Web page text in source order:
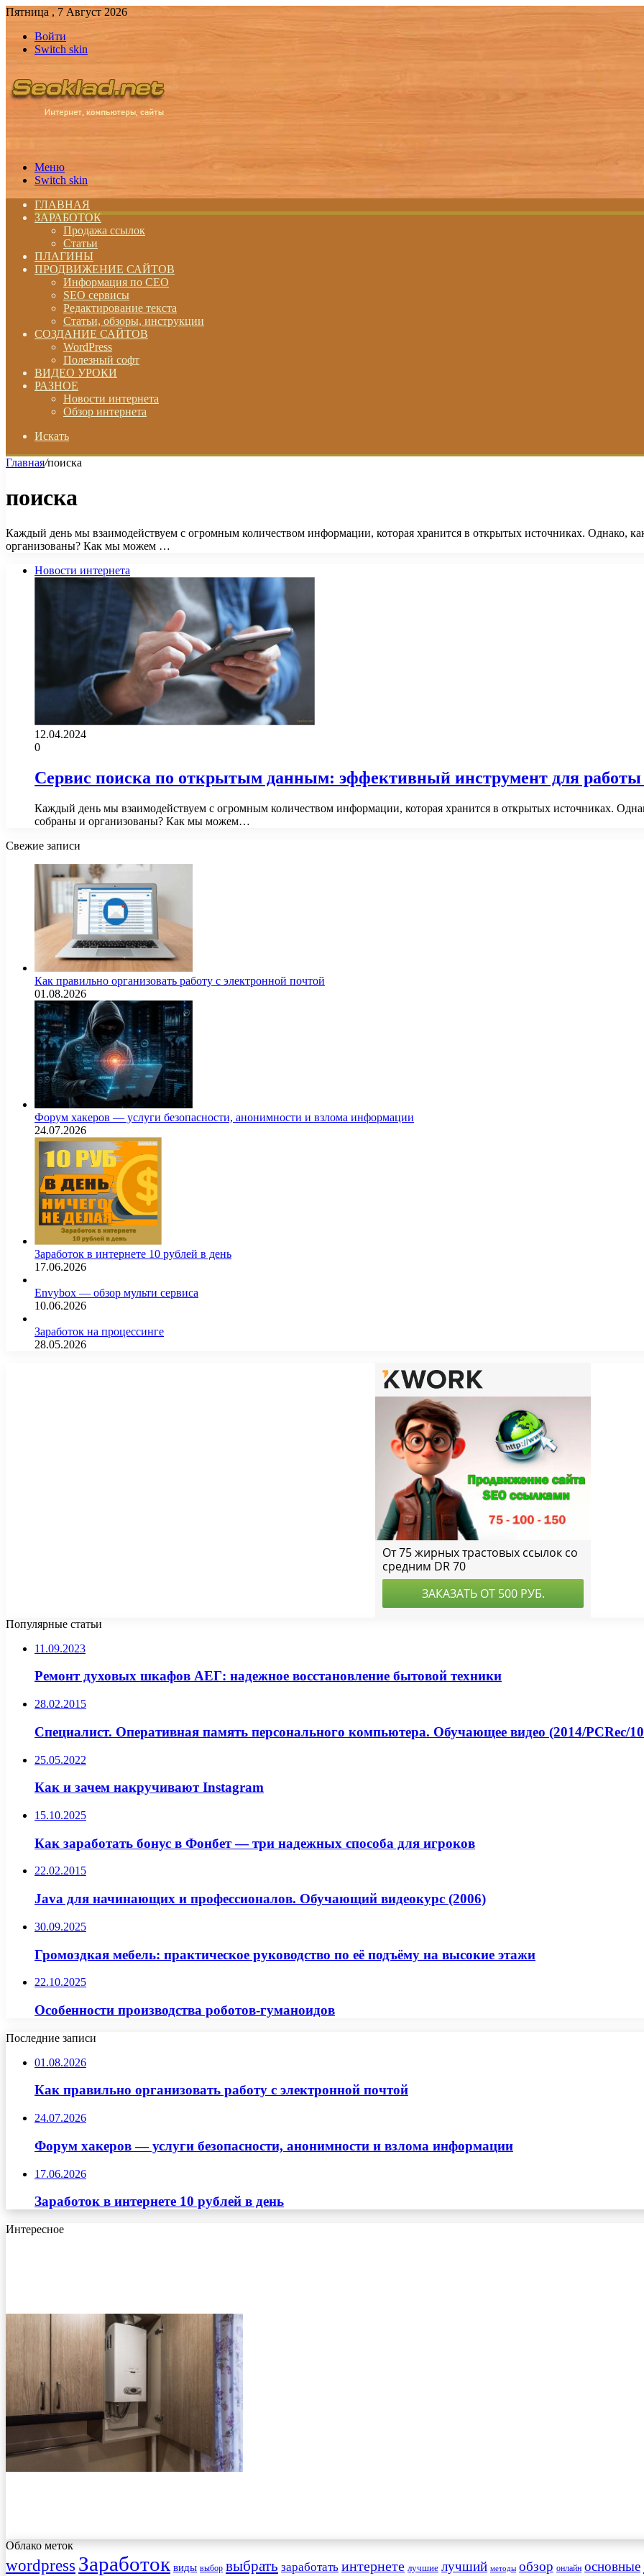
Пятница , 7 Август 2026
Войти
Switch skin
Меню
Switch skin
ГЛАВНАЯ
ЗАРАБОТОК
Продажа ссылок
Статьи
ПЛАГИНЫ
ПРОДВИЖЕНИЕ САЙТОВ
Информация по СЕО
SEO сервисы
Редактирование текста
Статьи, обзоры, инструкции
СОЗДАНИЕ САЙТОВ
WordPress
Полезный софт
ВИДЕО УРОКИ
РАЗНОЕ
Новости интернета
Обзор интернета
Искать
Главная/поиска
поиска
Каждый день мы взаимодействуем с огромным количеством информации, которая хранится в открытых источниках. Однако,
организованы? Как мы можем …
Новости интернета
12.04.2024
0
Сервис поиска по открытым данным: эффективный инструмент для
Каждый день мы взаимодействуем с огромным количеством информации, которая хранится в открытых источниках.
собраны и организованы? Как мы можем…
Свежие записи
Как правильно организовать работу с электронной почтой
01.08.2026
Форум хакеров — услуги безопасности, анонимности и взлома информации
24.07.2026
Заработок в интернете 10 рублей в день
17.06.2026
Envybox — обзор мульти сервиса
10.06.2026
Заработок на процессинге
28.05.2026
Популярные статьи
11.09.2023
Ремонт духовых шкафов АЕГ: надежное восстановление бытовой техники
28.02.2015
Специалист. Оперативная память персонального компьютера. Обучающее видео (2014/PCRec/
25.05.2022
Как и зачем накручивают Instagram
15.10.2025
Как заработать бонус в Фонбет — три надежных способа для игроков
22.02.2015
Java для начинающих и профессионалов. Обучающий видеокурс (2006)
30.09.2025
Громоздкая мебель: практическое руководство по её подъёму на высокие этажи
22.10.2025
Особенности производства роботов-гуманоидов
Последние записи
01.08.2026
Как правильно организовать работу с электронной почтой
24.07.2026
Форум хакеров — услуги безопасности, анонимности и взлома информации
17.06.2026
Заработок в интернете 10 рублей в день
Интересное
Облако меток
wordpress Заработок виды выбор выбрать заработать интернете лучшие лучший методы обзор онлайн основные